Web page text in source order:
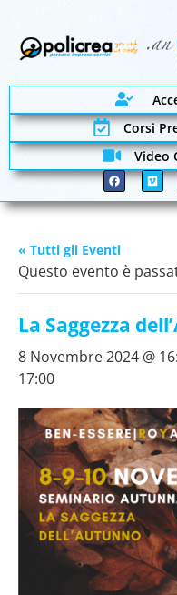
Corsi
Video
« Tutti gli Eventi
Questo evento è
La Saggezza
8 Novembre 2024 @
17:00